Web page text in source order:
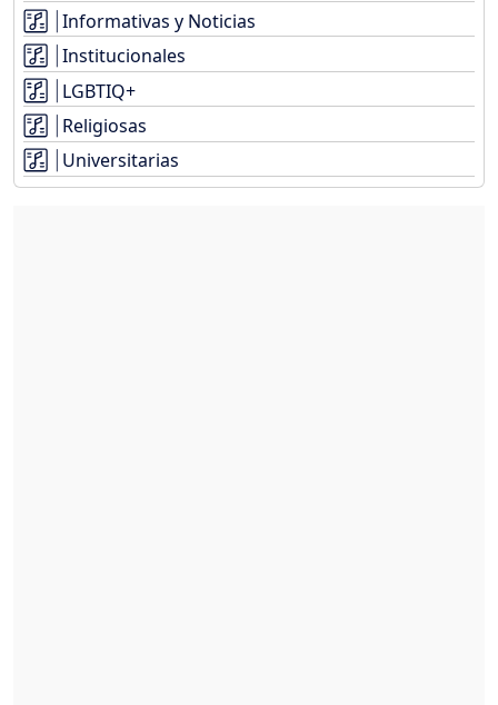
Informativas y Noticias
Institucionales
LGBTIQ+
Religiosas
Universitarias